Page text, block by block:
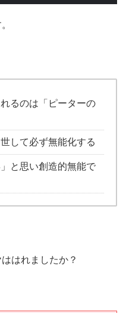
るのは「ピーターの
して必ず無能化する
と思い創造的無能で
はれましたか？